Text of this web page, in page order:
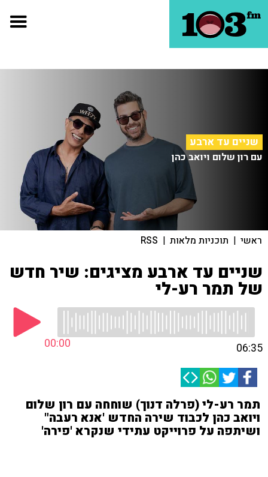
שניים עד ארבע
עם רון שלום ויואב כהן
ראשי | תוכניות מלאות |
RSS
שניים עד ארבע מציגים: שיר חדש
של תמר רע-לי
00:00 06:35
תמר רע-לי (פרלה דנוך) שוחחה עם רון שלום
ויואב כהן לכבוד שירה החדש 'אנא רעבה"
ושיתפה על פרוייקט עתידי שנקרא 'פירה'